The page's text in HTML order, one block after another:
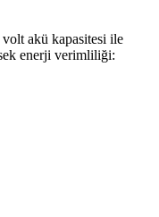
akü kapasitesi ile
enerji verimliliği: